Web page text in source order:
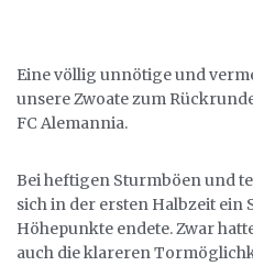
Eine völlig unnötige und
unsere Zwoate zum
FC Alemannia.
Bei heftigen Sturmböen und
sich in der ersten Halbzeit ein
Höhepunkte endete. Zwar
auch die klareren